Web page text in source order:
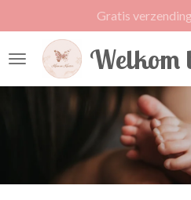
direct
naar
Gratis